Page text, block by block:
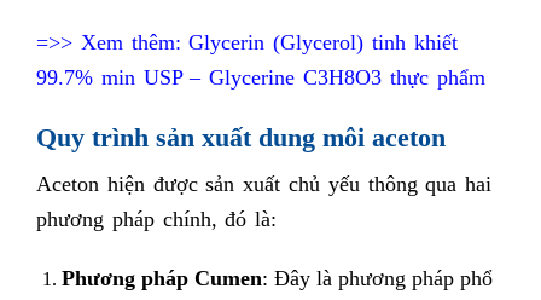
=>> Xem thêm:Glycerin (Glycerol) tinh khiết
99.7% min USP – Glycerine C3H8O3 thực phẩm
Quy trình sản xuất dung môi aceton
Aceton hiện được sản xuất chủ yếu thông qua hai
phương pháp chính, đó là:
Phương pháp Cumen: Đây là phương pháp phổ